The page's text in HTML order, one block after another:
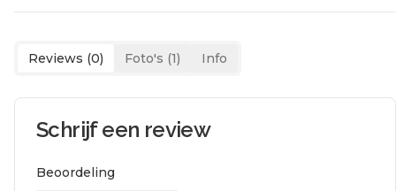
Reviews (0) Foto's (1) Info
Schrijf een review
Beoordeling